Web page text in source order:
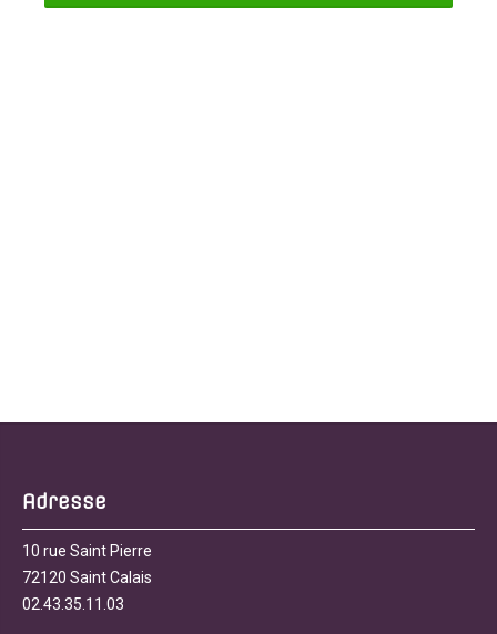
Adresse
10 rue Saint Pierre
72120 Saint Calais
02.43.35.11.03